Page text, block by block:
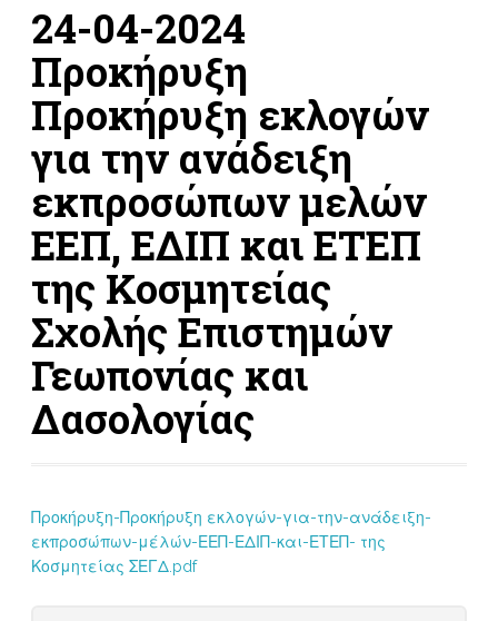
24-04-2024
Προκήρυξη
Προκήρυξη εκλογών
για την ανάδειξη
εκπροσώπων μελών
ΕΕΠ, ΕΔΙΠ και ΕΤΕΠ
της Κοσμητείας
Σχολής Επιστημών
Γεωπονίας και
Δασολογίας
Προκήρυξη-Προκήρυξη εκλογών-για-την-ανάδειξη-
εκπροσώπων-μέλών-ΕΕΠ-ΕΔΙΠ-και-ΕΤΕΠ- της
Κοσμητείας ΣΕΓΔ.pdf